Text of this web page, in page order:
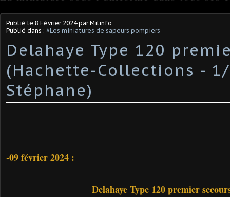
Publié le 8 Février 2024par Milinfo
Publié dans : #Les miniatures de sapeurs pompiers
Delahaye Type 120
(Hachette-Collections -
Stéphane)
-09 février 2024 :
Delahaye Type 120 premier